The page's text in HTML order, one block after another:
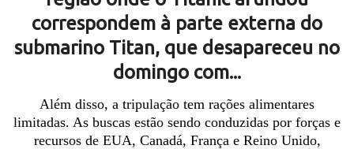
correspondem à parte externa do
submarino Titan, que desapareceu no
domingo com...
Além disso, a tripulação tem rações alimentares
limitadas. As buscas estão sendo conduzidas por forças e
recursos de EUA, Canadá, França e Reino Unido,